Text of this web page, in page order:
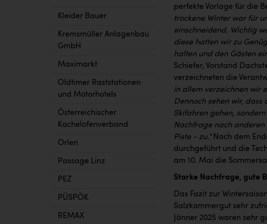
Kleider Bauer
Kremsmüller Anlagenbau
GmbH
Maximarkt
Oldtimer Raststationen
und Motorhotels
Österreichischer
Kachelofenverband
Orlen
Passage Linz
PEZ
PÜSPÖK
REMAX
perfekte Vorlage für die
trockene Winter war für
einschneidend. Wichtig
diese hatten wir zu
halten und den Gästen
Schiefer, Vorstand
verzeichneten die
in allem verzeichnen wir
Dennoch sehen wir,
Skifahren gehen,
Nachfrage nach anderen
Piste - zu.“ Nach dem
durchgeführt und die
am 10. Mai die
Starke Nachfrage, gute
Das Fazit zur
Salzkammergut sehr
Jänner 2025 waren sehr